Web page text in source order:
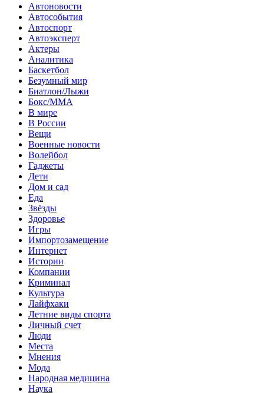
Автоновости
Автособытия
Автоспорт
Автоэксперт
Актеры
Аналитика
Баскетбол
Безумный мир
Биатлон/Лыжи
Бокс/MMA
В мире
В России
Вещи
Военные новости
Волейбол
Гаджеты
Дети
Дом и сад
Еда
Звёзды
Здоровье
Игры
Импортозамещение
Интернет
Истории
Компании
Криминал
Культура
Лайфхаки
Летние виды спорта
Личный счет
Люди
Места
Мнения
Мода
Народная медицина
Наука